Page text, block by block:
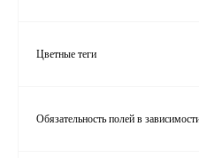
Цветные теги
Обязательность полей в